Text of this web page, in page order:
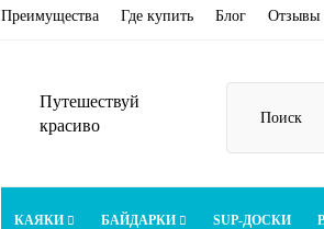
Преимущества Где купить Блог Отзывы
Путешествуй
красиво
КАЯКИ БАЙДАРКИ SUP-ДОСКИ